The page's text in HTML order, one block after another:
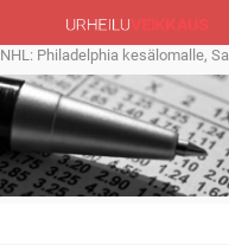
NHL: Philadelphia kesälomalle,